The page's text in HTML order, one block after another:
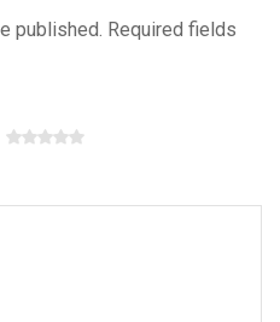
published. Required fields